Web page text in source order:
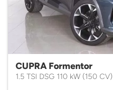
CUPRA Formentor
1.5 TSI DSG 110 kW (150 CV)